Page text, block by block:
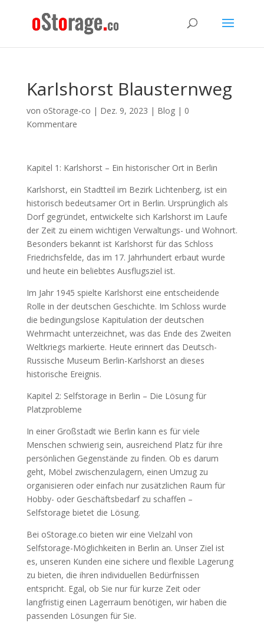
Karlshorst Blausternweg
von oStorage-co | Dez. 9, 2023 | Blog| 0
Kommentare
Kapitel 1: Karlshorst – Ein historischer Ort in Berlin
Karlshorst, ein Stadtteil im Bezirk Lichtenberg, ist ein
historisch bedeutsamer Ort in Berlin. Ursprünglich als
Dorf gegründet, entwickelte sich Karlshorst im Laufe
der Zeit zu einem wichtigen Verwaltungs- und Wohnort.
Besonders bekannt ist Karlshorst für das Schloss
Friedrichsfelde, das im 17. Jahrhundert erbaut wurde
und heute ein beliebtes Ausflugsziel ist.
Im Jahr 1945 spielte Karlshorst eine entscheidende
Rolle in der deutschen Geschichte. Im Schloss wurde
die bedingungslose Kapitulation der deutschen
Wehrmacht unterzeichnet, was das Ende des Zweiten
Weltkriegs markierte. Heute erinnert das Deutsch-
Russische Museum Berlin-Karlshorst an dieses
historische Ereignis.
Kapitel 2: Selfstorage in Berlin – Die Lösung für
Platzprobleme
In einer Großstadt wie Berlin kann es für viele
Menschen schwierig sein, ausreichend Platz für ihre
persönlichen Gegenstände zu finden. Ob es darum
geht, Möbel zwischenzulagern, einen Umzug zu
organisieren oder einfach nur zusätzlichen Raum für
Hobby- oder Geschäftsbedarf zu schaffen –
Selfstorage bietet die Lösung.
Bei oStorage.co bieten wir eine Vielzahl von
Selfstorage-Möglichkeiten in Berlin an. Unser Ziel ist
es, unseren Kunden eine sichere und flexible Lagerung
zu bieten, die ihren individuellen Bedürfnissen
entspricht. Egal, ob Sie nur für kurze Zeit oder
langfristig einen Lagerraum benötigen, wir haben die
passenden Lösungen für Sie.